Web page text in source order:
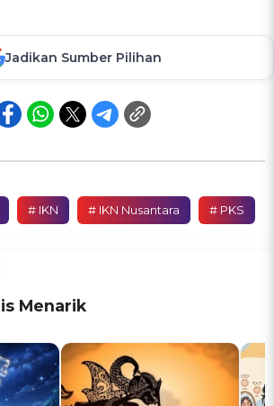
Jadikan Sumber Pilihan
# IKN # IKN Nusantara # PKS
Menarik